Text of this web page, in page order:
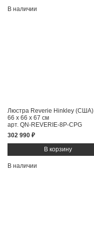
В наличии
Люстра Reverie Hinkley (США)
66 x 66 x 67 см
арт. QN-REVERIE-8P-CPG
302 990 ₽
В наличии